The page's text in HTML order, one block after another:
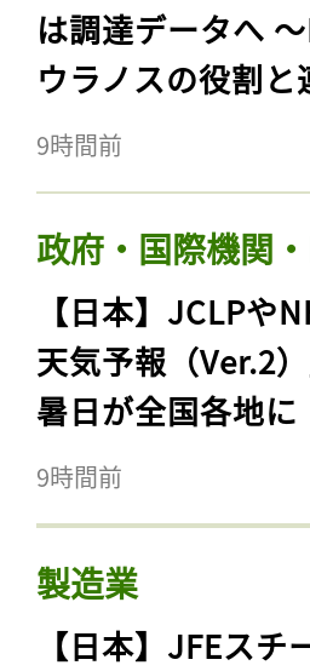
は調達データへ
ウラノスの役割と
9時間前
政府・国際機関
【日本】JCLPや
天気予報（Ver.2
暑日が全国各地に
9時間前
製造業
【日本】JFEス